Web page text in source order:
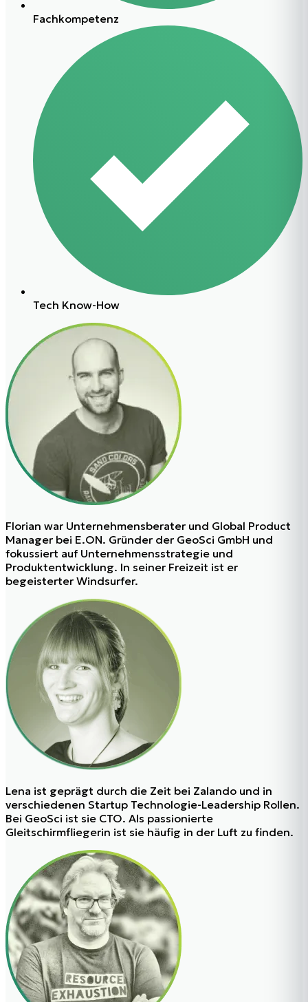
Fachkompetenz
Tech Know-How
Florian war Unternehmensberater und Global Product
Manager bei E.ON. Gründer der GeoSci GmbH und
fokussiert auf Unternehmensstrategie und
Produktentwicklung. In seiner Freizeit ist er
begeisterter Windsurfer.
Lena ist geprägt durch die Zeit bei Zalando und in
verschiedenen Startup Technologie-Leadership Rollen.
Bei GeoSci ist sie CTO. Als passionierte
Gleitschirmfliegerin ist sie häufig in der Luft zu finden.